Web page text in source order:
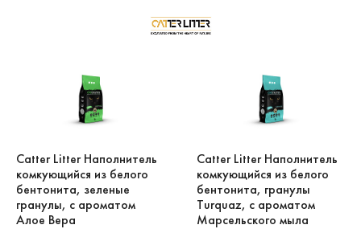
Catter Litter Наполнитель
комкующийся из белого
бентонита, зеленые
гранулы, с ароматом
Алое Вера
Catter Litter Наполнитель
комкующийся из белого
бентонита, гранулы
Turquaz, с ароматом
Марсельского мыла